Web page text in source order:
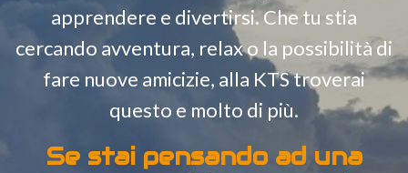
apprendere e divertirsi. Che tu stia
cercando avventura, relax o la possibilità di
fare nuove amicizie, alla KTS troverai
questo e molto di più.
Se stai pensando ad una